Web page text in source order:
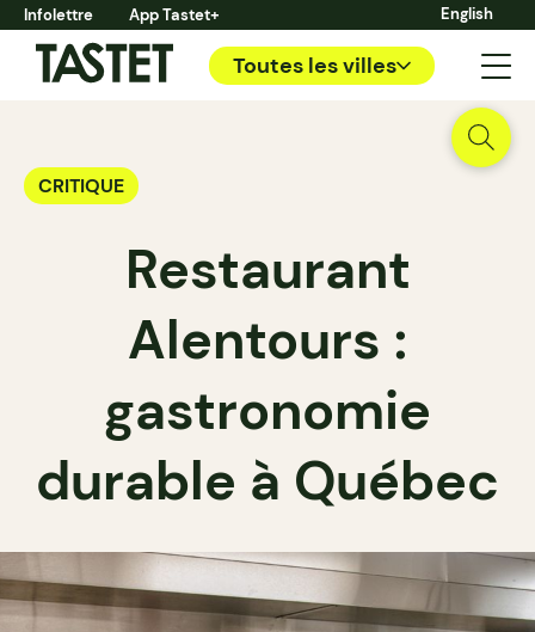
Infolettre App Tastet+ English
Toutes les villes
CRITIQUE
Restaurant
Alentours :
gastronomie
durable à Québec